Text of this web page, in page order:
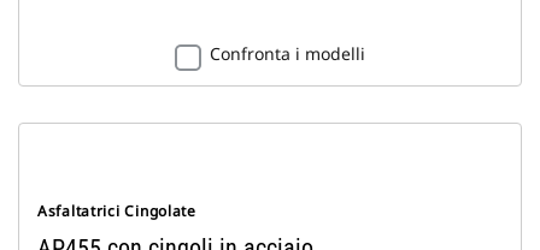
Confronta i modelli
Asfaltatrici Cingolate